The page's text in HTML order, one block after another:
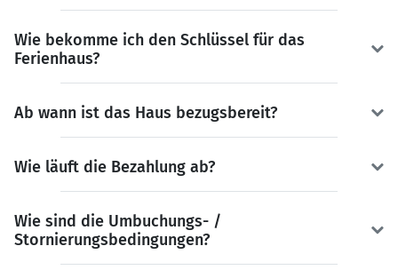
Wie bekomme ich den Schlüssel für das
Ferienhaus?
Ab wann ist das Haus bezugsbereit?
Wie läuft die Bezahlung ab?
Wie sind die Umbuchungs- /
Stornierungsbedingungen?